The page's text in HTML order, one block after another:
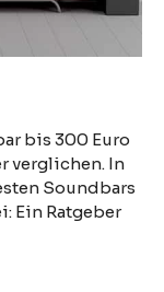
bis 300 Euro
verglichen. In
Soundbars
Ein Ratgeber